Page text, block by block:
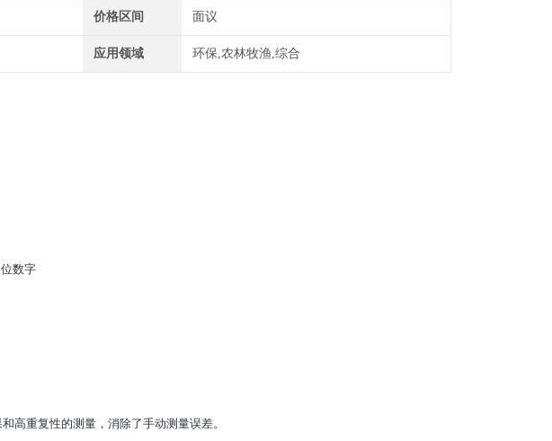
价格区间 面议
应用领域 环保,农林牧渔,综合
数字
高重复性的测量，消除了手动测量误差。